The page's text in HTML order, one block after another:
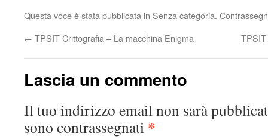
Questa voce è stata pubblicata in Senza categoria.
← TPSIT Crittografia – La macchina Enigma
Lascia un commento
Il tuo indirizzo email non sarà
sono contrassegnati *